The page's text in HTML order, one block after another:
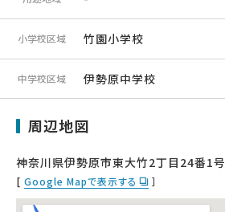
小学校区域 竹園小学校
中学校区域 伊勢原中学校
周辺地図
神奈川県伊勢原市東大竹2丁目24番1号
[ Google Mapで表示する ］